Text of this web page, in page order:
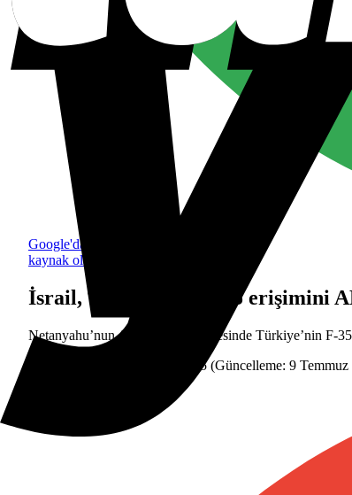
Google'da tercih edilen
kaynak olarak ekle
İsrail, Türkiye'nin F-35 erişimini
Netanyahu’nun ABD ziyareti öncesinde Türkiye’nin F-
9 Temmuz 2026 09:05 (Güncelleme: 9